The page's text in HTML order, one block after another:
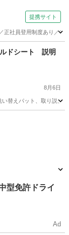
提携サイト
正社員登用制度あり
ドシート 説明
8月6日
替えパット、取り説
型免許ドライ
Ad